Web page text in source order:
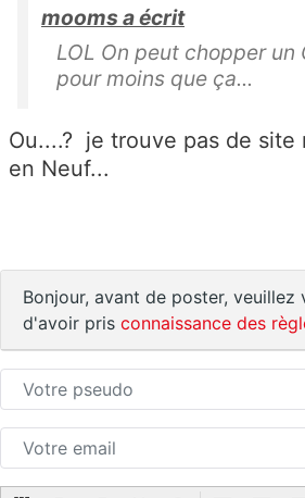
mooms a écrit
LOL On peut chopper un
pour moins que ça...
Ou....? je trouve pas de site
en Neuf...
Bonjour, avant de poster, veuillez
d'avoir pris connaissance des